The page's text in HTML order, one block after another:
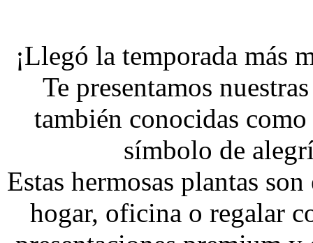
¡Llegó la temporada más
Te presentamos
también conocidas
símbolo de
Estas hermosas plantas
hogar, oficina o regalar